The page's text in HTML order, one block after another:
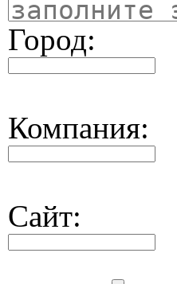
Город:
Компания:
Сайт: